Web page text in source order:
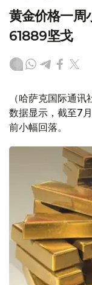
黄金价格一周
61889坚戈
（哈萨克国际通
数据显示，截至7
前小幅回落。